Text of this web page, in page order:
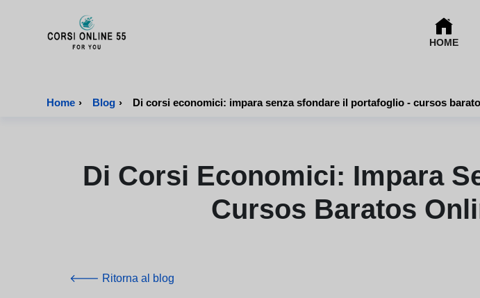
HOME
Home › Blog › Di corsi economici: impara
Di Corsi Economici: Impara
Cursos Baratos
🡐 Ritorna al blog